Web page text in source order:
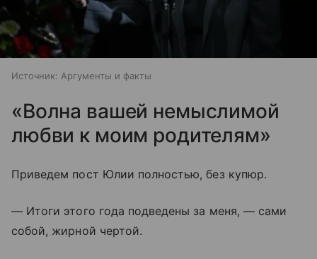
Источник: Аргументы и факты
«Волна вашей немыслимой
любви к моим родителям»
Приведем пост Юлии полностью, без купюр.
— Итоги этого года подведены за меня, — сами
собой, жирной чертой.